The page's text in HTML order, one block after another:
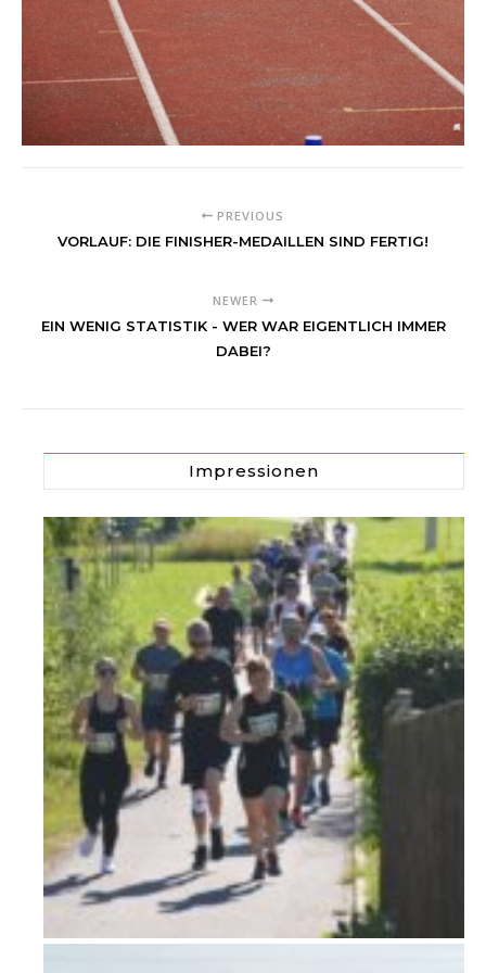
PREVIOUS
VORLAUF: DIE FINISHER-MEDAILLEN SIND FERTIG!
NEWER
EIN WENIG STATISTIK - WER WAR EIGENTLICH IMMER
DABEI?
Impressionen